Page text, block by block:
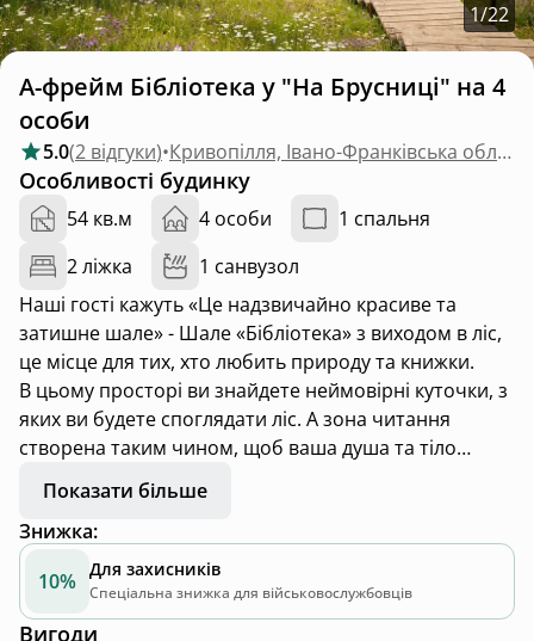
1/22
А-фрейм Бібліотека у "На Брусниці" на 4
особи
5.0(2 відгуки)• Кривопілля, Івано-Франківська область
Особливості будинку
54 кв.м 4 особи
1 спальня
2 ліжка
1 санвузол
Наші гості кажуть «Це надзвичайно красиве та
затишне шале» - Шале «Бібліотека» з виходом в ліс,
це місце для тих, хто любить природу та книжки.
В цьому просторі ви знайдете неймовірні куточки, з
яких ви будете споглядати ліс. А зона читання
створена таким чином, щоб ваша душа та тіло
відпочили та ви насолодились кожною сторінкою
книжок та життя 🌿.
Показати більше
Знижка:
10% Для захисників
Спеціальна знижка для військовослужбовців
Вигоди